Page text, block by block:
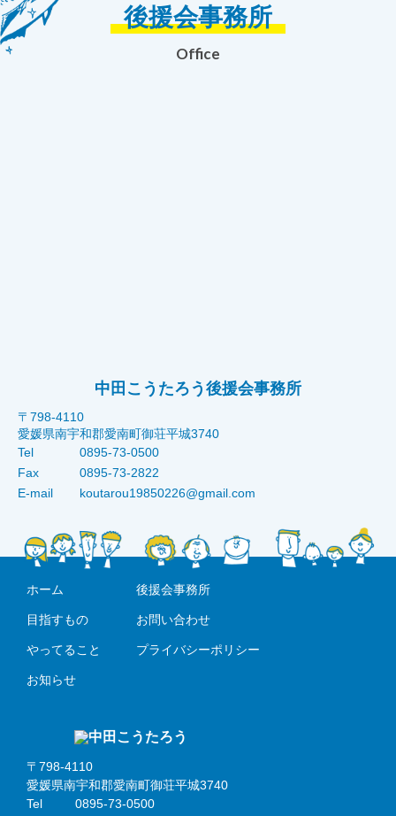
後援会事務所
Office
中田こうたろう後援会事務所
〒798-4110
愛媛県南宇和郡愛南町御荘平城3740
Tel
0895-73-0500
Fax
0895-73-2822
E-mail
koutarou19850226@gmail.com
ホーム
目指すもの
やってること
お知らせ
後援会事務所
お問い合わせ
プライバシーポリシー
〒798-4110
愛媛県南宇和郡愛南町御荘平城3740
Tel
0895-73-0500